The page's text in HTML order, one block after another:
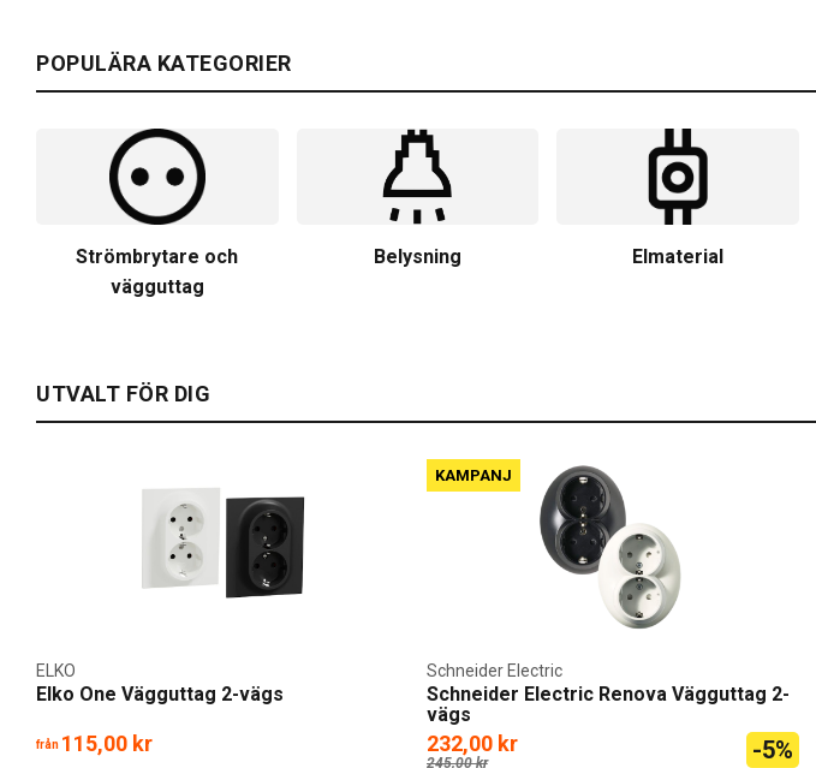
POPULÄRA KATEGORIER
Strömbrytare och
vägguttag
Belysning Elmaterial
UTVALT FÖR DIG
Elko One Vägguttag 2-vägs
ELKO
från 115,00 kr
KAMPANJ
Schneider Electric Renova Vägguttag 2-
vägs
Schneider Electric
232,00 kr
245,00 kr -5%